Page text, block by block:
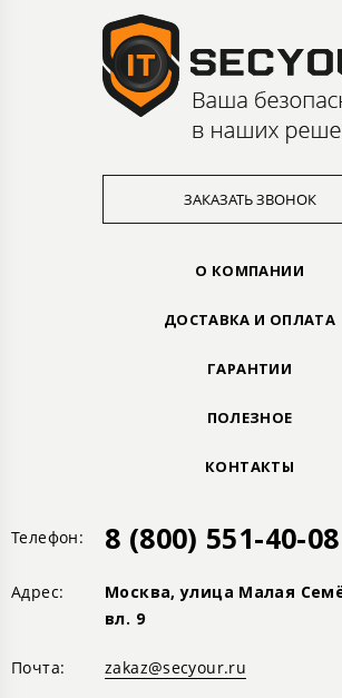
Телефон: 8 (800) 551-40-08
Адрес:
Москва, улица Малая
вл. 9
Почта: zakaz@secyour.ru
ЗАКАЗАТЬ ЗВОНОК
О КОМПАНИИ
ДОСТАВКА И ОПЛАТА
ГАРАНТИИ
ПОЛЕЗНОЕ
КОНТАКТЫ